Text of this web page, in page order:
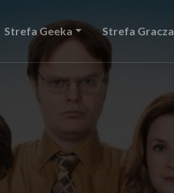
Strefa Geeka Strefa Gracza